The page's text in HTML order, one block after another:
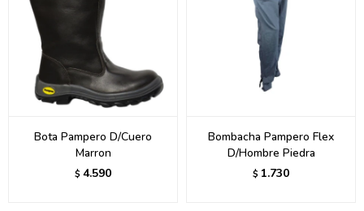
Bota Pampero D/Cuero
Marron
$ 4.590
Bombacha Pampero Flex
D/Hombre Piedra
$ 1.730